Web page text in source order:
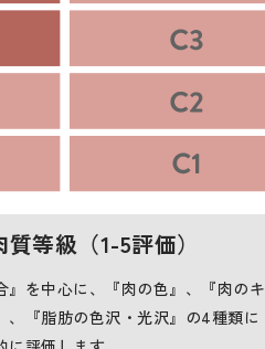
質等級（1-5評価）
』を中心に、『肉の色』、『肉のキ
、『脂肪の色沢・光沢』の4種類に